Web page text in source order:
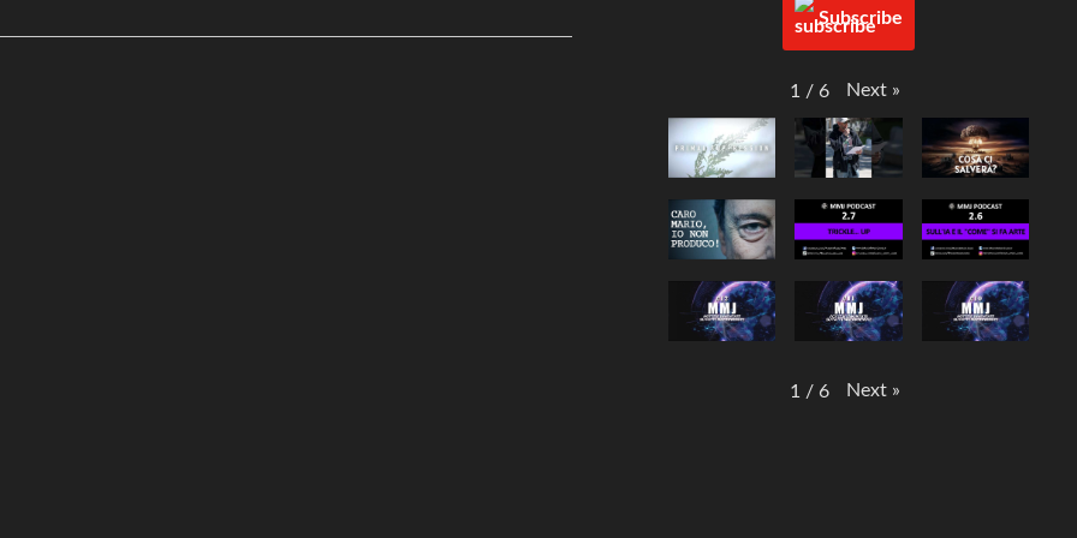
Subscribe
1 / 6 Next »
1 / 6 Next »